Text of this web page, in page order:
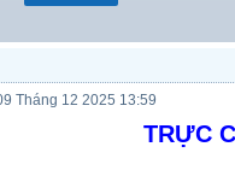
Tháng 12 2025 13:59
TRỰC